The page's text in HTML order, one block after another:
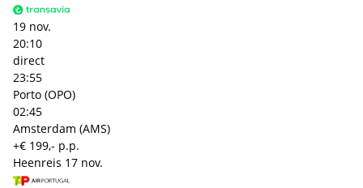
19 nov.
20:10
direct
23:55
Porto (OPO)
02:45
Amsterdam (AMS)
+€ 199,- p.p.
Heenreis 17 nov.